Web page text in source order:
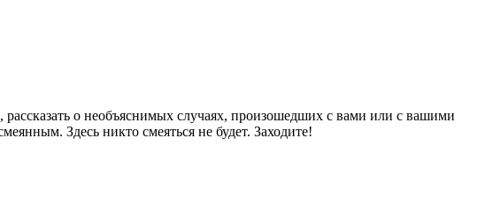
о необъяснимых случаях, произошедших с вами или с вашими
Здесь никто смеяться не будет. Заходите!